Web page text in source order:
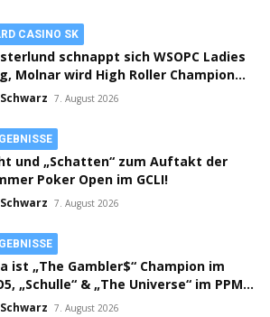
CASINO SK
schnappt sich WSOPC Ladies
Molnar wird High Roller Champion,
Event gestartet!
7. August 2026
und „Schatten“ zum Auftakt der
Poker Open im GCLI!
7. August 2026
ist „The Gambler$“ Champion im
„Schulle“ & „The Universe“ im PPM
Finale! 7. August 2026